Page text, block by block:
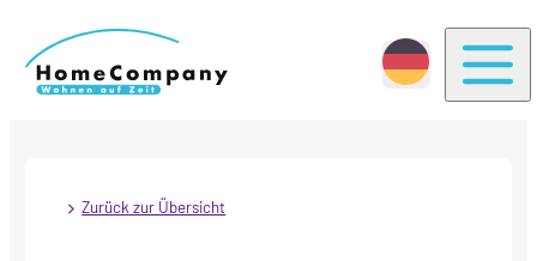
Zurück zur Übersicht